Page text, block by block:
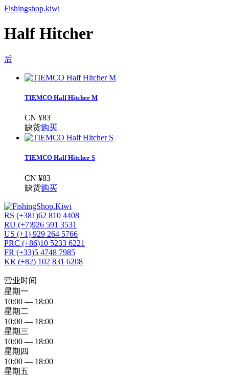
Fishingshop.kiwi
Half Hitcher
后
TIEMCO Half Hitcher M
CN ¥83
缺货购买
TIEMCO Half Hitcher S
CN ¥83
缺货购买
RS (+381)62 810 4408
RU (+7)926 591 3531
US (+1) 929 264 5766
PRC (+86)10 5233 6221
FR (+33)5 4748 7985
KR (+82) 102 831 6208
营业时间
星期一
10:00 — 18:00
星期二
10:00 — 18:00
星期三
10:00 — 18:00
星期四
10:00 — 18:00
星期五